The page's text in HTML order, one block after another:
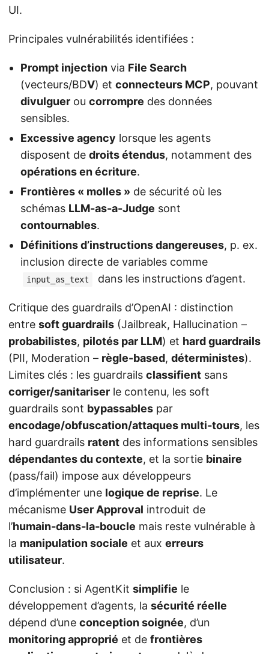
UI.
Principales vulnérabilités identifiées :
Prompt injection via File Search
(vecteurs/BDV) et connecteurs MCP, pouvant
divulguer ou corrompre des données
sensibles.
Excessive agency lorsque les agents
disposent de droits étendus, notamment des
opérations en écriture.
Frontières « molles » de sécurité où les
schémas LLM-as-a-Judge sont
contournables.
Définitions d’instructions dangereuses, p. ex.
inclusion directe de variables comme
input_as_text dans les instructions d’agent.
Critique des guardrails d’OpenAI : distinction
entre soft guardrails (Jailbreak, Hallucination –
probabilistes, pilotés par LLM) et hard guardrails
(PII, Moderation – règle-based, déterministes).
Limites clés : les guardrails classifient sans
corriger/sanitariser le contenu, les soft
guardrails sont bypassables par
encodage/obfuscation/attaques multi‑tours, les
hard guardrails ratent des informations sensibles
dépendantes du contexte, et la sortie binaire
(pass/fail) impose aux développeurs
d’implémenter une logique de reprise. Le
mécanisme User Approval introduit de
l’humain‑dans‑la‑boucle mais reste vulnérable à
la manipulation sociale et aux erreurs
utilisateur.
Conclusion : si AgentKit simplifie le
développement d’agents, la sécurité réelle
dépend d’une conception soignée, d’un
monitoring approprié et de frontières